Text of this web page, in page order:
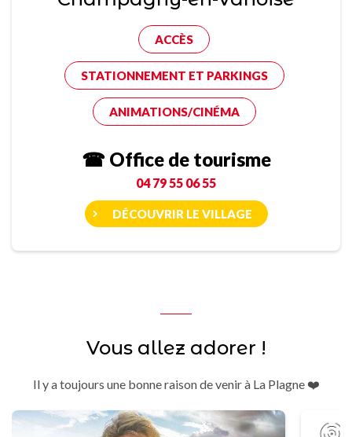
ACCÈS
STATIONNEMENT ET PARKINGS
ANIMATIONS/CINÉMA
☎ Office de tourisme
04 79 55 06 55
DÉCOUVRIR LE VILLAGE
Vous allez adorer !
Il y a toujours une bonne raison de venir à La Plagne ❤️